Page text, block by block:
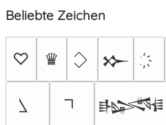
Beliebte Zeichen
♡ ♛ 𒁍
𒈙